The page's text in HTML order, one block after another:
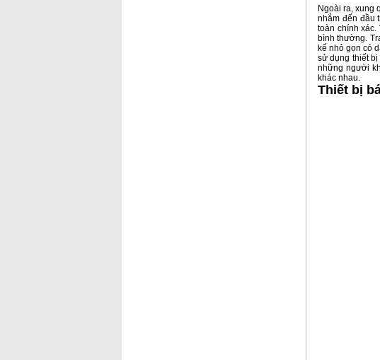
Ngoài ra, xung
nhắm đến đầu
toàn chính
bình thường.
kế nhỏ gọn có
sử dụng thiết
những người
khác nhau.
Thiết bị